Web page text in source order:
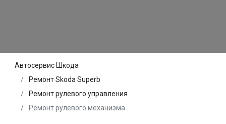
Автосервис Шкода
Ремонт Skoda Superb
Ремонт рулевого управления
Ремонт рулевого механизма